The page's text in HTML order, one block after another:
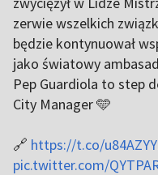
zerwie wszelkich
będzie kontynuował
jako światowy
Pep Guardiola to step
City Manager 🩵
🔗 https://t.co/
pic.twitter.com/